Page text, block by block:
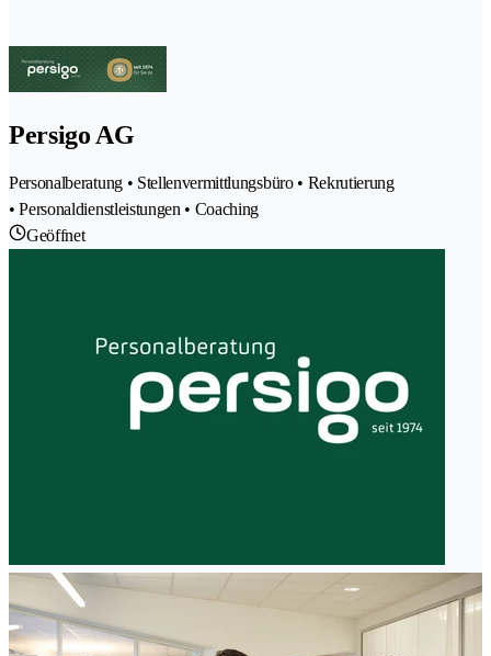
Persigo AG
Personalberatung • Stellenvermittlungsbüro • Rekrutierung
• Personaldienstleistungen • Coaching
Geöffnet